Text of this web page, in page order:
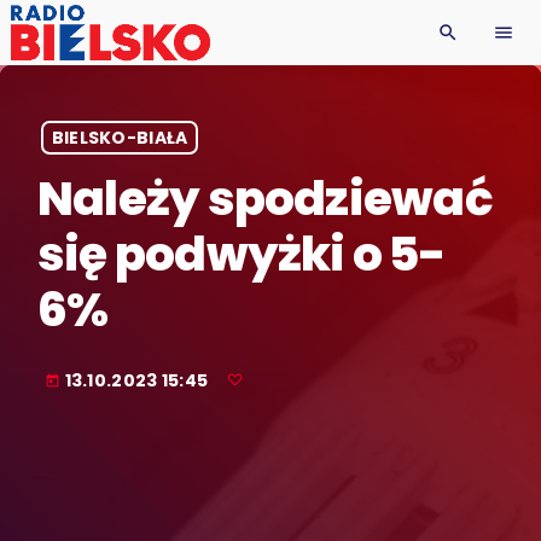
search menu
BIELSKO-BIAŁA
Należy spodziewać
się podwyżki o 5-
6%
today 13.10.2023 15:45